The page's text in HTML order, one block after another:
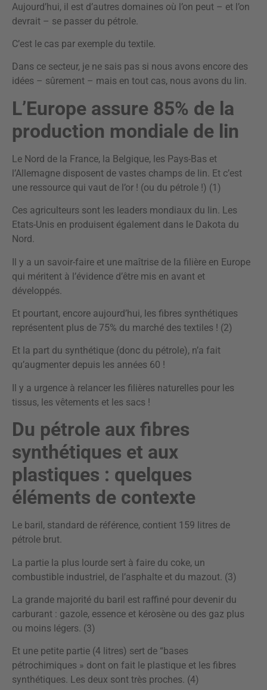
Aujourd’hui, il est d’autres domaines où l’on peut – et l’on
devrait – se passer du pétrole.
C’est le cas par exemple du textile.
Dans ce secteur, je ne sais pas si nous avons encore des
idées – sûrement – mais en tout cas, nous avons du lin.
L’Europe assure 85% de la
production mondiale de lin
Le Nord de la France, la Belgique, les Pays-Bas et
l’Allemagne disposent de vastes champs de lin. Et c’est
une ressource qui vaut de l’or ! (ou du pétrole !) (1)
Ces agriculteurs sont les leaders mondiaux du lin. Les
Etats-Unis en produisent également dans le Dakota du
Nord.
Il y a un savoir-faire et une maîtrise de la filière en Europe
qui méritent à l’évidence d’être mis en avant et
développés.
Et pourtant, encore aujourd’hui, les fibres synthétiques
représentent plus de 75% du marché des textiles ! (2)
Et la part du synthétique (donc du pétrole), n’a fait
qu’augmenter depuis les années 60 !
Il y a urgence à relancer les filières naturelles pour les
tissus, les vêtements et les sacs !
Du pétrole aux fibres
synthétiques et aux
plastiques : quelques
éléments de contexte
Le baril, standard de référence, contient 159 litres de
pétrole brut.
La partie la plus lourde sert à faire du coke, un
combustible industriel, de l’asphalte et du mazout. (3)
La grande majorité du baril est raffiné pour devenir du
carburant : gazole, essence et kérosène ou des gaz plus
ou moins légers. (3)
Et une petite partie (4 litres) sert de “bases
pétrochimiques » dont on fait le plastique et les fibres
synthétiques. Les deux sont très proches. (4)